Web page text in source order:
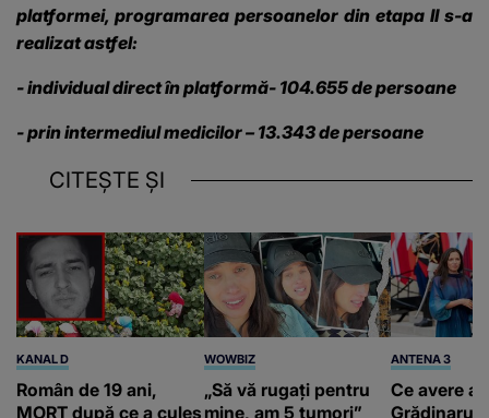
platformei, programarea persoanelor din etapa II s-a
realizat astfel:
- individual direct în platformă- 104.655 de persoane
- prin intermediul medicilor – 13.343 de persoane
CITEȘTE ȘI
KANAL D
Român de 19 ani,
MORT după ce a cules
WOWBIZ
„Să vă rugați pentru
mine, am 5 tumori”
ANTENA 3
Ce avere
Grădinaru.